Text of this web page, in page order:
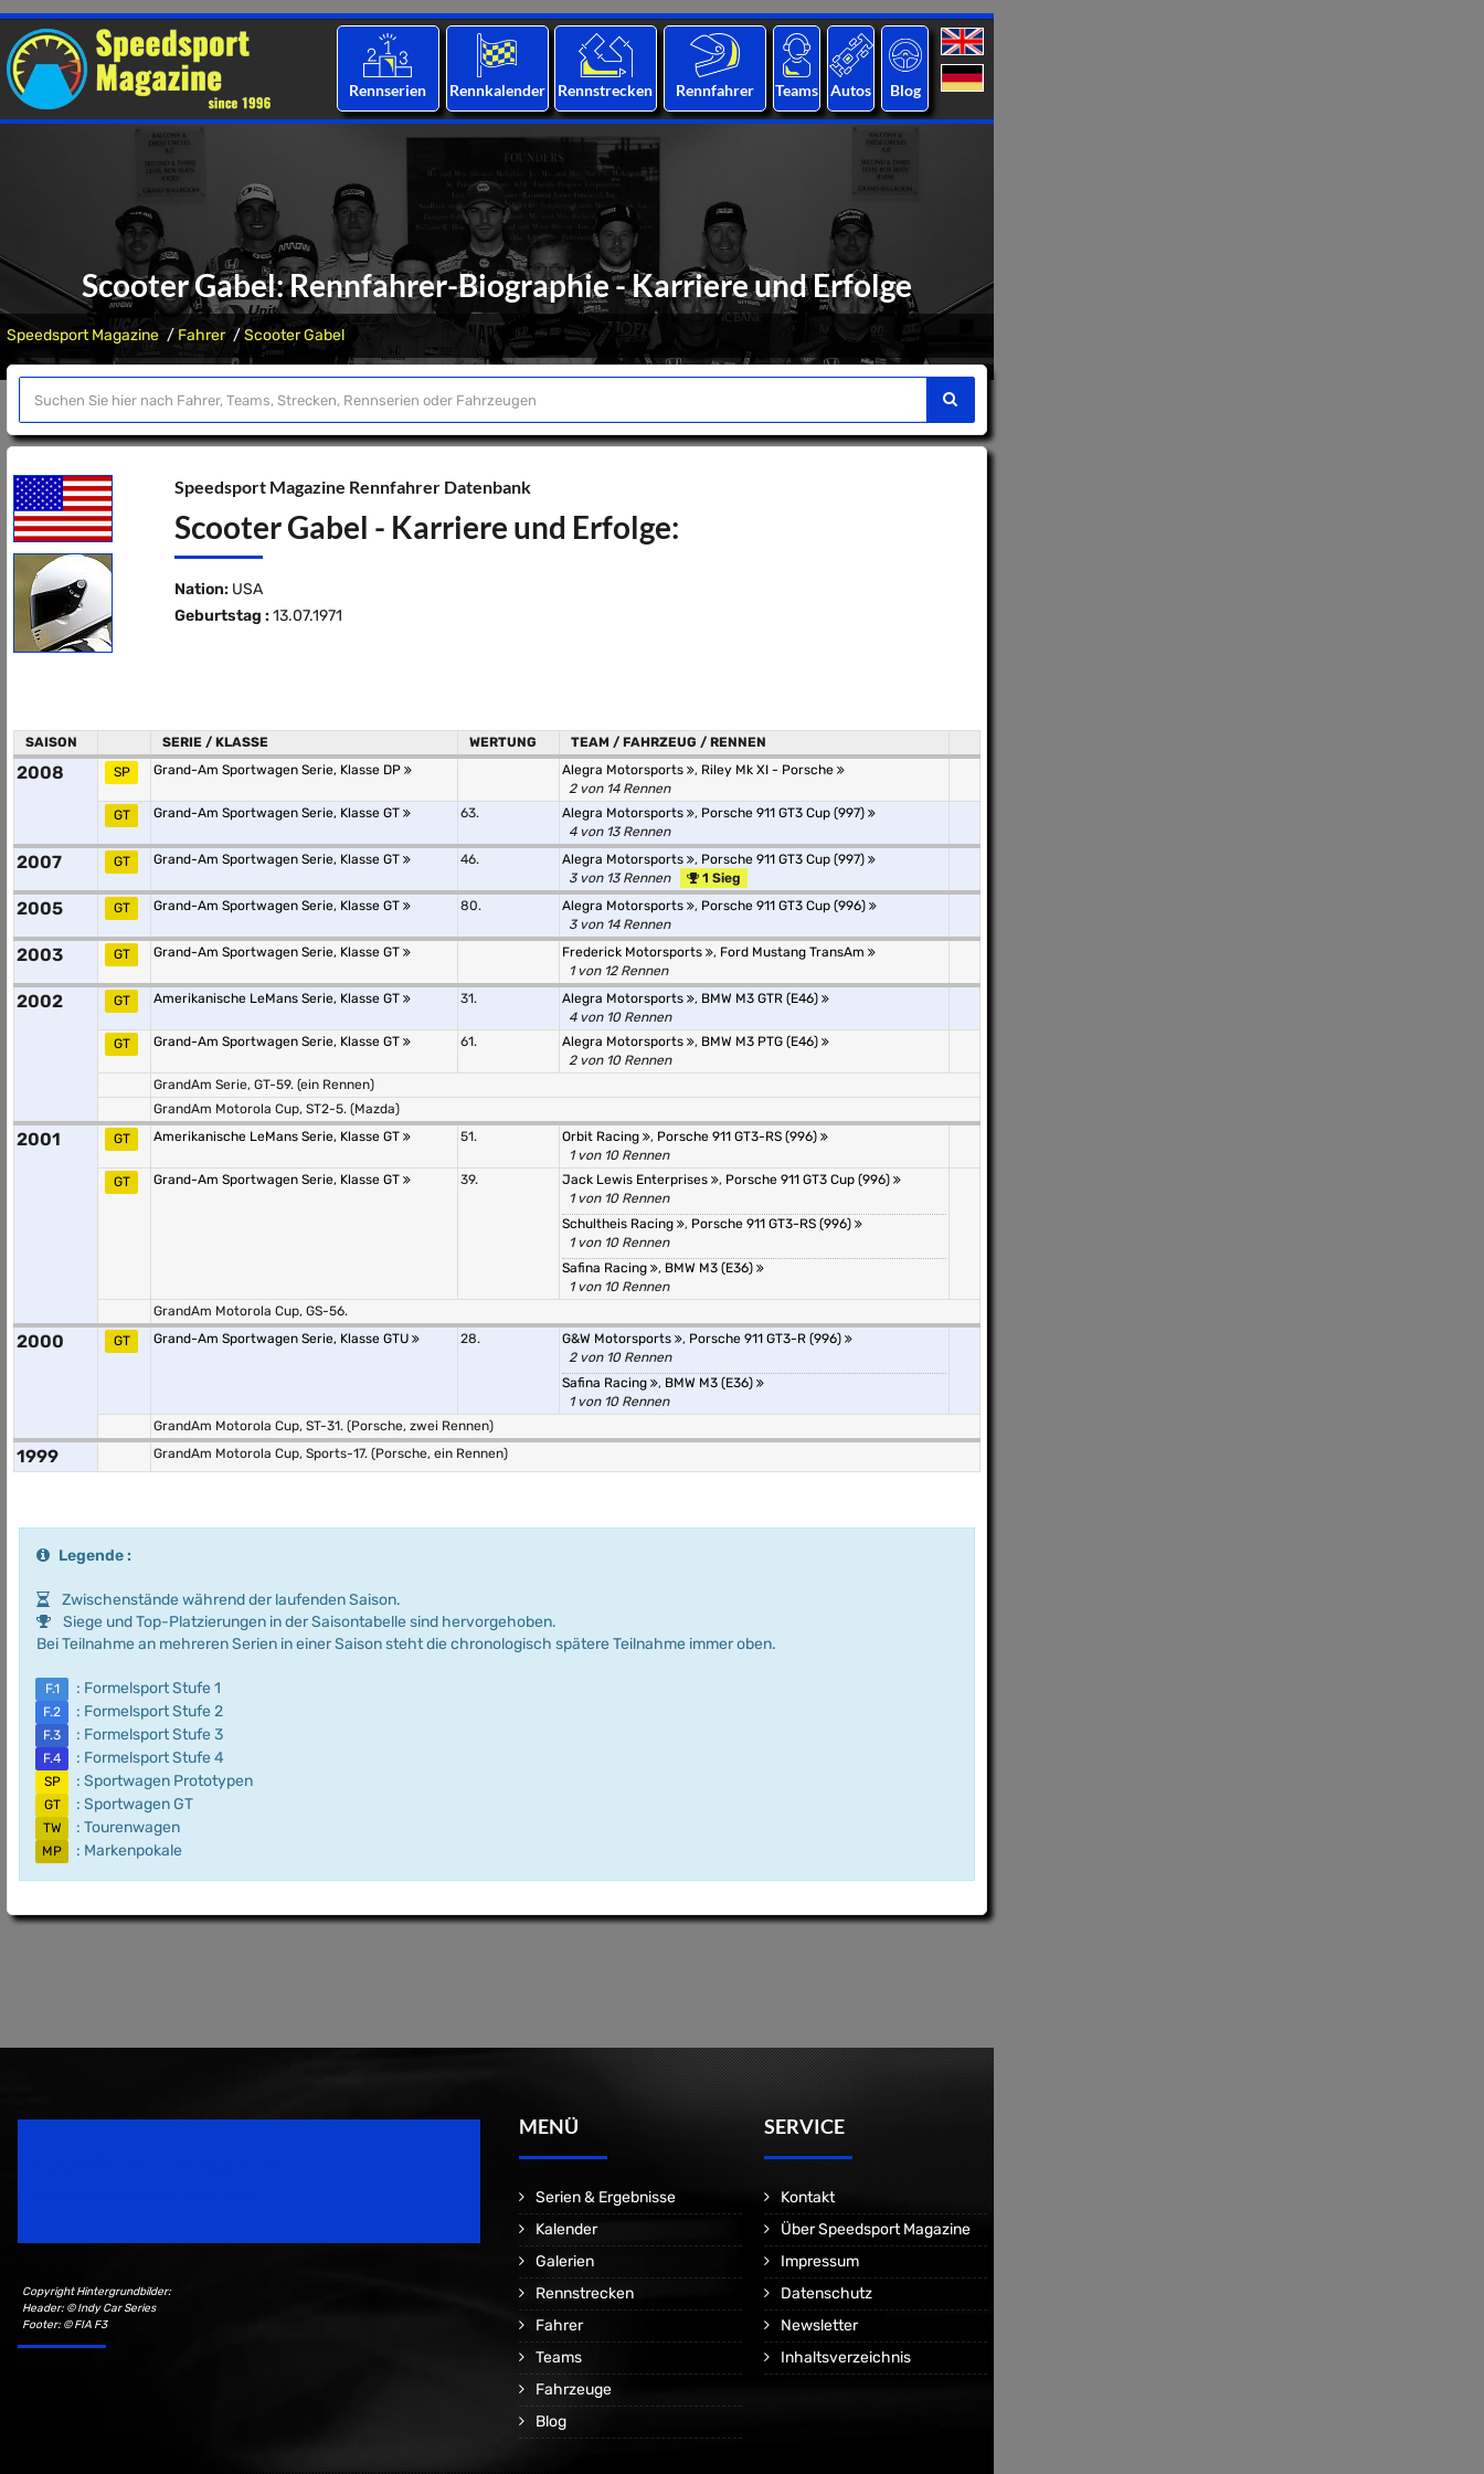
Rennserien Rennkalender Rennstrecken Rennfahrer Teams Autos Blog
Scooter Gabel: Rennfahrer-Biographie - Karriere und Erfolge
Speedsport Magazine Fahrer Scooter Gabel
Speedsport Magazine Rennfahrer Datenbank
Scooter Gabel - Karriere und Erfolge:
Nation: USA
Geburtstag : 13.07.1971
SAISON SERIE / KLASSE WERTUNG TEAM / FAHRZEUG / RENNEN
2008 SP Grand-Am Sportwagen Serie, Klasse DP Alegra Motorsports , Riley Mk XI - Porsche
2 von 14 Rennen
GT
Grand-Am Sportwagen Serie, Klasse GT 63. Alegra Motorsports , Porsche 911 GT3 Cup (997)
4 von 13 Rennen
2007 GT Grand-Am Sportwagen Serie, Klasse GT 46. Alegra Motorsports , Porsche 911 GT3 Cup (997)
3 von 13 Rennen
1 Sieg
2005 GT Grand-Am Sportwagen Serie, Klasse GT 80. Alegra Motorsports , Porsche 911 GT3 Cup (996)
3 von 14 Rennen
2003 GT Grand-Am Sportwagen Serie, Klasse GT Frederick Motorsports , Ford Mustang TransAm
1 von 12 Rennen
2002 GT Amerikanische LeMans Serie, Klasse GT 31. Alegra Motorsports , BMW M3 GTR (E46)
4 von 10 Rennen
GT
Grand-Am Sportwagen Serie, Klasse GT 61. Alegra Motorsports , BMW M3 PTG (E46)
2 von 10 Rennen
GrandAm Serie, GT-59. (ein Rennen)
GrandAm Motorola Cup, ST2-5. (Mazda)
2001 GT Amerikanische LeMans Serie, Klasse GT 51. Orbit Racing , Porsche 911 GT3-RS (996)
1 von 10 Rennen
GT
Grand-Am Sportwagen Serie, Klasse GT 39. Jack Lewis Enterprises , Porsche 911 GT3 Cup (996)
1 von 10 Rennen
Schultheis Racing
, Porsche 911 GT3-RS (996)
1 von 10 Rennen
Safina Racing
, BMW M3 (E36)
1 von 10 Rennen
GrandAm Motorola Cup, GS-56.
2000 GT Grand-Am Sportwagen Serie, Klasse GTU 28. G&W Motorsports , Porsche 911 GT3-R (996)
2 von 10 Rennen
Safina Racing
, BMW M3 (E36)
1 von 10 Rennen
GrandAm Motorola Cup, ST-31. (Porsche, zwei Rennen)
1999 GrandAm Motorola Cup, Sports-17. (Porsche, ein Rennen)
Legende :
Zwischenstände während der laufenden Saison.
Siege und Top-Platzierungen in der Saisontabelle sind hervorgehoben.
Bei Teilnahme an mehreren Serien in einer Saison steht die chronologisch spätere Teilnahme immer oben.
F.1 : Formelsport Stufe 1
F.2 : Formelsport Stufe 2
F.3 : Formelsport Stufe 3
F.4 : Formelsport Stufe 4
SP : Sportwagen Prototypen
GT : Sportwagen GT
TW : Tourenwagen
MP : Markenpokale
Copyright Hintergrundbilder:
Header: © Indy Car Series
Footer: © FIA F3
MENÜ
Serien & Ergebnisse
Kalender
Galerien
Rennstrecken
Fahrer
Teams
Fahrzeuge
Blog
SERVICE
Kontakt
Über Speedsport Magazine
Impressum
Datenschutz
Newsletter
Inhaltsverzeichnis